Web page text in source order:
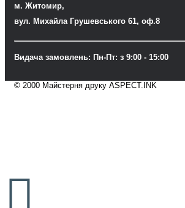
м. Житомир,
вул. Михайла Грушевського 61, оф.8
Видача замовлень: Пн-Пт: з 9:00 - 15:00
© 2000 Майстерня друку ASPECT.INK